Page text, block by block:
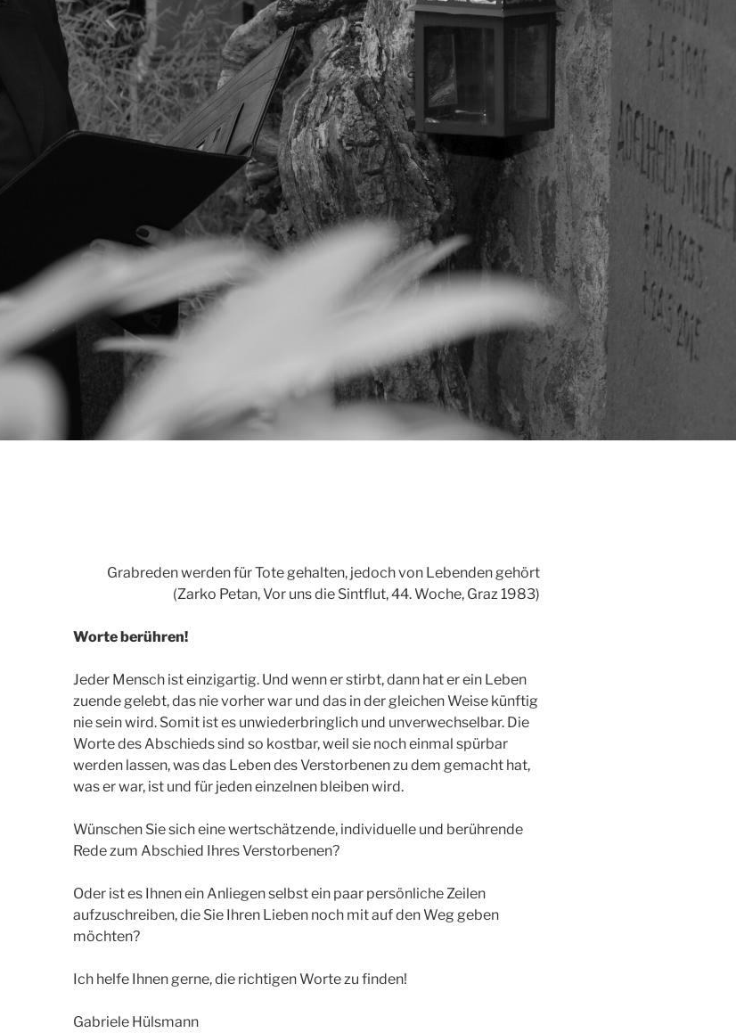
Grabreden werden für Tote gehalten, jedoch von Lebenden gehört
(Zarko Petan, Vor uns die Sintflut, 44. Woche, Graz 1983)
Worte berühren!
Jeder Mensch ist einzigartig. Und wenn er stirbt, dann hat er ein Leben
zuende gelebt, das nie vorher war und das in der gleichen Weise künftig
nie sein wird. Somit ist es unwiederbringlich und unverwechselbar. Die
Worte des Abschieds sind so kostbar, weil sie noch einmal spürbar
werden lassen, was das Leben des Verstorbenen zu dem gemacht hat,
was er war, ist und für jeden einzelnen bleiben wird.
Wünschen Sie sich eine wertschätzende, individuelle und berührende
Rede zum Abschied Ihres Verstorbenen?
Oder ist es Ihnen ein Anliegen selbst ein paar persönliche Zeilen
aufzuschreiben, die Sie Ihren Lieben noch mit auf den Weg geben
möchten?
Ich helfe Ihnen gerne, die richtigen Worte zu finden!
Gabriele Hülsmann